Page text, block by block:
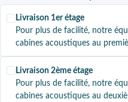
Livraison 1er étage
Pour plus de facilité, notre
cabines
Livraison 2ème étage
Pour plus de facilité, notre
cabines